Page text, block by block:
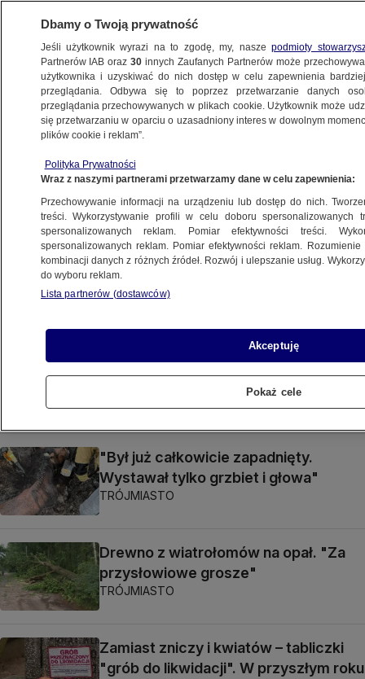
ZACHODNIOPOMORSKIE
Kurier zaatakowany ostrym
narzędziem. Zarzuty dla 17-latka
TRÓJMIASTO
00:45
Do zdarzenia doszło w Unieminie
TRÓJMIASTO
"Coś ci nie pasuje, że sobie
po chodniczku jeżdżę?". Agresywny
kierowca zatrzymany, usłyszał
TRÓJMIASTO
"Był już całkowicie zapadnięty.
Wystawał tylko grzbiet i głowa"
TRÓJMIASTO
Drewno z wiatrołomów na opał. "Za
przysłowiowe grosze"
TRÓJMIASTO
Zamiast zniczy i kwiatów – tabliczki
"grób do likwidacji". W przyszłym roku
Dbamy o Twoją prywatność
Jeśli użytkownik wyrazi na to zgodę, my, naszepodmioty
Partnerów IAB oraz30 innych Zaufanych Partnerów może
użytkownika i uzyskiwać do nich dostęp w celu zapewnienia
przeglądania. Odbywa się to poprzez przetwarzanie danych
przeglądania przechowywanych w plikach cookie. Użytkownik może
się przetwarzaniu w oparciu o uzasadniony interes w dowolnym
plików cookie i reklam”.
Polityka Prywatności
Wraz z naszymi partnerami przetwarzamy dane w celu zapewnienia:
Przechowywanie informacji na urządzeniu lub dostęp do nich.
treści. Wykorzystywanie profili w celu doboru spersonalizowanych
spersonalizowanych reklam. Pomiar efektywności treści.
spersonalizowanych reklam. Pomiar efektywności reklam.
kombinacji danych z różnych źródeł. Rozwój i ulepszanie usług.
do wyboru reklam.
Lista partnerów (dostawców)
Akceptuję
Pokaż cele